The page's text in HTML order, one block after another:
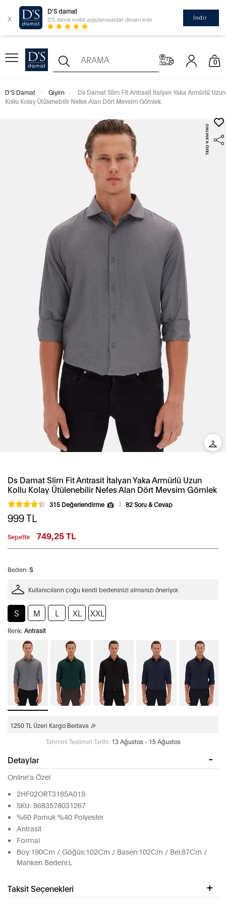
x
D'S damat
D'S damat mobil uygulamasından devam edin İndir
0
D'S Damat Giyim
Ds Damat Slim Fit Antrasit İtalyan Yaka Armürlü Uzun
Kollu Kolay Ütülenebilir Nefes Alan Dört Mevsim Gömlek
Ds Damat Slim Fit Antrasit İtalyan Yaka Armürlü Uzun
Kollu Kolay Ütülenebilir Nefes Alan Dört Mevsim Gömlek
315 Değerlendirme 82 Soru & Cevap
999TL
Sepette 749,25 TL
Beden: S
Kullanıcıların çoğu kendi bedeninizi almanızı öneriyor.
S M L XL XXL
Renk: Antrasit
1250 TL Üzeri Kargo Bedava 🎉
Tahmini Teslimat Tarihi: 13 Ağustos - 15 Ağustos
Detaylar
Online'a Özel
2HF02ORT3185A01S
SKU: 8683578031267
%60 Pamuk %40 Polyester
Antrasit
Formal
Boy:190Cm / Göğüs:102Cm / Basen:102Cm / Bel:87Cm /
Manken Bedeni:L
Taksit Seçenekleri